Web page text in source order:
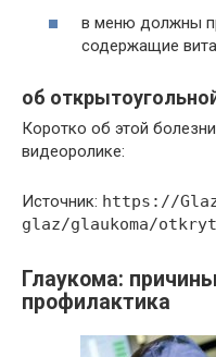
в меню должны
содержащие
об
Коротко об этой
видеоролике:
Источник: https://
glaz/glaukoma/
Глаукома:
профилактика